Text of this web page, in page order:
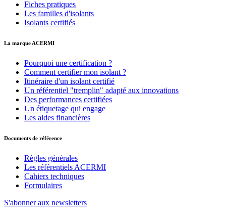
Fiches pratiques
Les familles d'isolants
Isolants certifiés
La marque ACERMI
Pourquoi une certification ?
Comment certifier mon isolant ?
Itinéraire d'un isolant certifié
Un référentiel "tremplin" adapté aux innovations
Des performances certifiées
Un étiquetage qui engage
Les aides financières
Documents de référence
Règles générales
Les référentiels ACERMI
Cahiers techniques
Formulaires
S'abonner aux newsletters